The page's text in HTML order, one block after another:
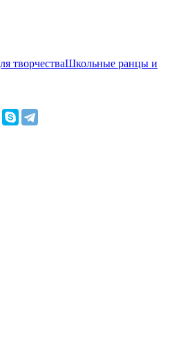
творчестваШкольные ранцы и